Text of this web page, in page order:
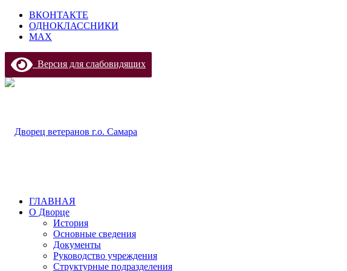
ВКОНТАКТЕ
ОДНОКЛАССНИКИ
МАХ
Версия для слабовидящих
ГЛАВНАЯ
О Дворце
История
Основные сведения
Документы
Руководство учреждения
Структурные подразделения